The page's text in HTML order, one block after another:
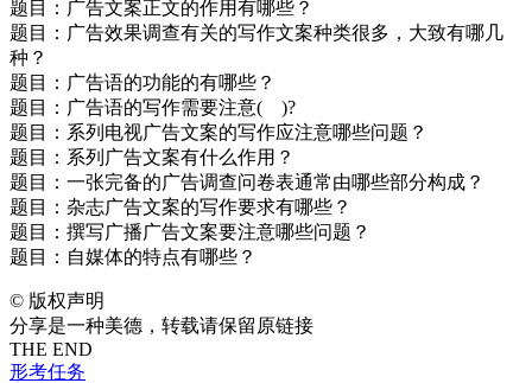
题目：广告文案正文的作用有哪些？
题目：广告效果调查有关的写作文案种类很多，大致有哪几
种？
题目：广告语的功能的有哪些？
题目：广告语的写作需要注意( )?
题目：系列电视广告文案的写作应注意哪些问题？
题目：系列广告文案有什么作用？
题目：一张完备的广告调查问卷表通常由哪些部分构成？
题目：杂志广告文案的写作要求有哪些？
题目：撰写广播广告文案要注意哪些问题？
题目：自媒体的特点有哪些？
© 版权声明
分享是一种美德，转载请保留原链接
THE END
形考任务